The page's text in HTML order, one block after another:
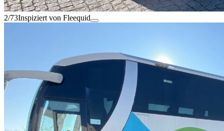
2/73Inspiziert von Fleequid